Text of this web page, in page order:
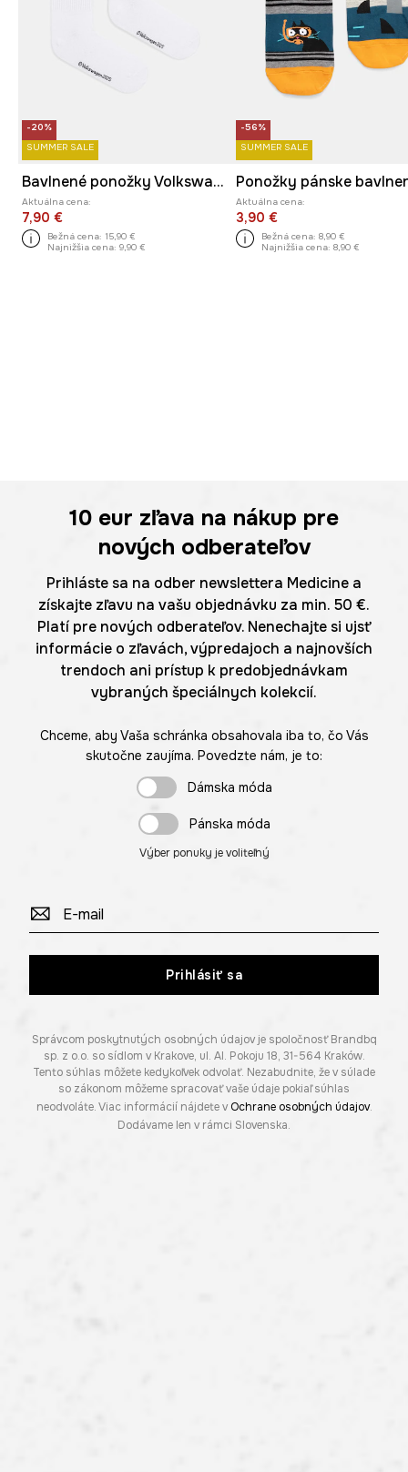
-20%
SUMMER SALE
Bavlnené ponožky Volkswagen (2-pack) viac farieb
Aktuálna cena:
7,90 €
Bežná cena: 15,90 €
Najnižšia cena: 9,90 €
-56%
SUMMER SALE
Aktuálna cena:
3,90 €
Bežná cena: 8,90 €
Najnižšia cena: 8,90 €
10 eur zľava na nákup pre
nových odberateľov
Prihláste sa na odber newslettera Medicine a
získajte zľavu na vašu objednávku za min. 50 €.
Platí pre nových odberateľov. Nenechajte si ujsť
informácie o zľavách, výpredajoch a najnovších
trendoch ani prístup k predobjednávkam
vybraných špeciálnych kolekcií.
Chceme, aby Vaša schránka obsahovala iba to, čo Vás
skutočne zaujíma. Povedzte nám, je to:
Dámska móda
Pánska móda
Výber ponuky je voliteľný
Prihlásiť sa
Správcom poskytnutých osobných údajov je spoločnosť Brandbq
sp. z o.o. so sídlom v Krakove, ul. Al. Pokoju 18, 31-564 Kraków.
Tento súhlas môžete kedykoľvek odvolať. Nezabudnite, že v súlade
so zákonom môžeme spracovať vaše údaje pokiaľ súhlas
neodvoláte. Viac informácií nájdete v Ochrane osobných údajov.
Dodávame len v rámci Slovenska.